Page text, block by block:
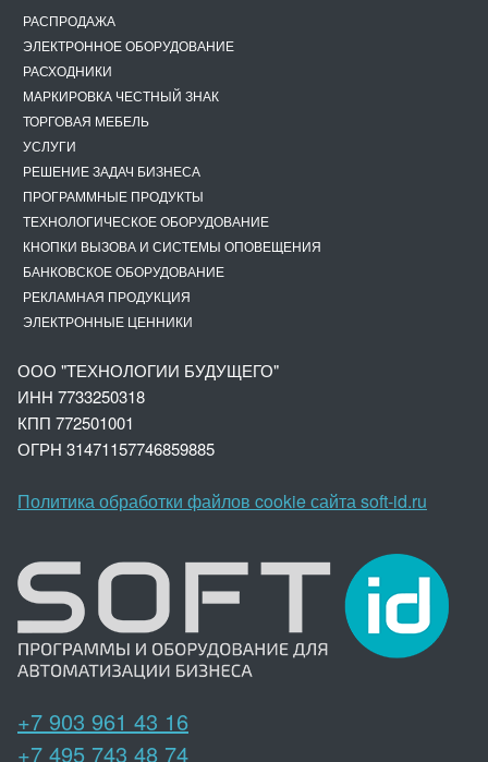
РАСПРОДАЖА
ЭЛЕКТРОННОЕ ОБОРУДОВАНИЕ
РАСХОДНИКИ
МАРКИРОВКА ЧЕСТНЫЙ ЗНАК
ТОРГОВАЯ МЕБЕЛЬ
УСЛУГИ
РЕШЕНИЕ ЗАДАЧ БИЗНЕСА
ПРОГРАММНЫЕ ПРОДУКТЫ
ТЕХНОЛОГИЧЕСКОЕ ОБОРУДОВАНИЕ
КНОПКИ ВЫЗОВА И СИСТЕМЫ ОПОВЕЩЕНИЯ
БАНКОВСКОЕ ОБОРУДОВАНИЕ
РЕКЛАМНАЯ ПРОДУКЦИЯ
ЭЛЕКТРОННЫЕ ЦЕННИКИ
ООО "ТЕХНОЛОГИИ БУДУЩЕГО"
ИНН 7733250318
КПП 772501001
ОГРН 31471157746859885
Политика обработки файлов cookie сайта soft-id.ru
+7 903 961 43 16
+7 495 743 48 74